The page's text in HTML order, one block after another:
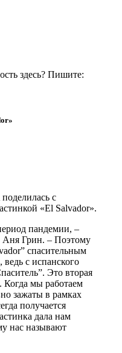
здесь? Пишите:
с
«El Salvador».
пандемии, –
Аня Грин. – Поэтому
спасительным
ведь с испанского
Это вторая
Когда мы работаем
зажаты в рамках
получается
дала нам
нас называют